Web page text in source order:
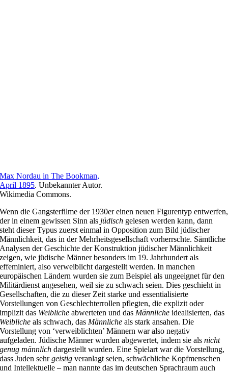
Max Nordau in The Bookman,
April 1895. Unbekannter Autor.
Wikimedia Commons.
Wenn die Gangsterfilme der 1930er einen neuen Figurentyp entwerfen,
der in einem gewissen Sinn als jüdisch gelesen werden kann, dann
steht dieser Typus zuerst einmal in Opposition zum Bild jüdischer
Männlichkeit, das in der Mehrheitsgesellschaft vorherrschte. Sämtliche
Analysen der Geschichte der Konstruktion jüdischer Männlichkeit
zeigen, wie jüdische Männer besonders im 19. Jahrhundert als
effeminiert, also verweiblicht dargestellt werden. In manchen
europäischen Ländern wurden sie zum Beispiel als ungeeignet für den
Militärdienst angesehen, weil sie zu schwach seien. Dies geschieht in
Gesellschaften, die zu dieser Zeit starke und essentialisierte
Vorstellungen von Geschlechterrollen pflegten, die explizit oder
implizit das Weibliche abwerteten und das Männliche idealisierten, das
Weibliche als schwach, das Männliche als stark ansahen. Die
Vorstellung von ‘verweiblichten’ Männern war also negativ
aufgeladen. Jüdische Männer wurden abgewertet, indem sie alsnicht
genug männlich dargestellt wurden. Eine Spielart war die Vorstellung,
dass Juden sehrgeistig veranlagt seien, schwächliche Kopfmenschen
und Intellektuelle – man nannte das im deutschen Sprachraum auch